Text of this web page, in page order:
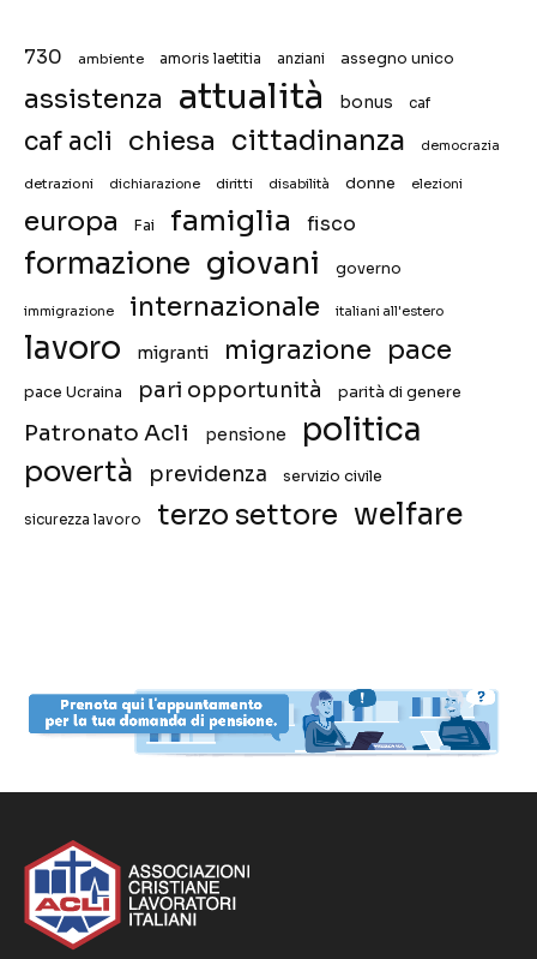
730 ambiente amoris laetitia anziani assegno unico
assistenza attualità bonus caf
caf acli chiesa cittadinanza democrazia
detrazioni dichiarazione diritti disabilità donne elezioni
europa Fai famiglia fisco
formazione giovani governo
immigrazione internazionale italiani all'estero
lavoro migranti migrazione pace
pace Ucraina pari opportunità parità di genere
Patronato Acli pensione politica
povertà previdenza servizio civile
sicurezza lavoro terzo settore welfare